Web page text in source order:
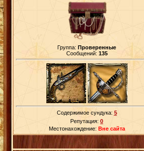
Группа: Проверенные
Сообщений: 135
Содержимое сундука: 5
Репутация: 0
Местонахождение: Вне сайта